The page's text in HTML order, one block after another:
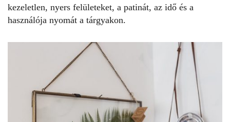
kezeletlen, nyers felületeket, a patinát, az idő és a
használója nyomát a tárgyakon.